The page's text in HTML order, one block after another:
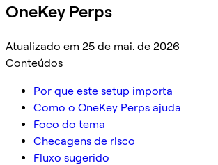
OneKey Perps
Atualizado em 25 de mai. de 2026
Conteúdos
Por que este setup importa
Como o OneKey Perps ajuda
Foco do tema
Checagens de risco
Fluxo sugerido